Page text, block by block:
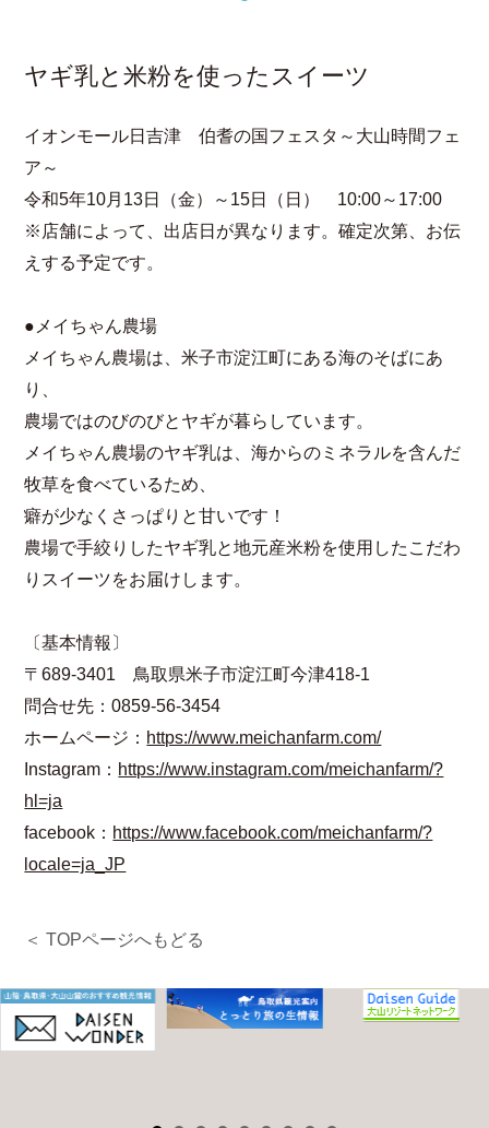
ヤギ乳と米粉を使ったスイーツ
イオンモール日吉津 伯耆の国フェスタ～大山時間フェ
ア～
令和5年10月13日（金）～15日（日） 10:00～17:00
※店舗によって、出店日が異なります。確定次第、お伝
えする予定です。
●メイちゃん農場
メイちゃん農場は、米子市淀江町にある海のそばにあ
り、
農場ではのびのびとヤギが暮らしています。
メイちゃん農場のヤギ乳は、海からのミネラルを含んだ
牧草を食べているため、
癖が少なくさっぱりと甘いです！
農場で手絞りしたヤギ乳と地元産米粉を使用したこだわ
りスイーツをお届けします。
〔基本情報〕
〒689-3401 鳥取県米子市淀江町今津418‐1
問合せ先：0859-56-3454
ホームページ： https://www.meichanfarm.com/
Instagram： https://www.instagram.com/meichanfarm/?
hl=ja
facebook： https://www.facebook.com/meichanfarm/?
locale=ja_JP
＜ TOPページへもどる